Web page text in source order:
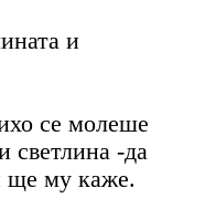
и
се молеше
светлина -да
ще му каже.